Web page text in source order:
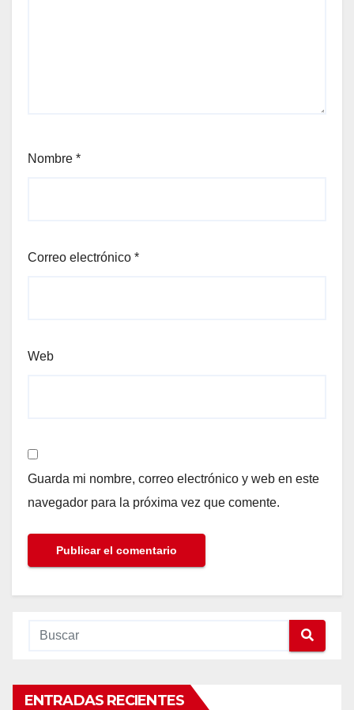
Nombre *
Correo electrónico *
Web
Guarda mi nombre, correo electrónico y web en este
navegador para la próxima vez que comente.
ENTRADAS RECIENTES